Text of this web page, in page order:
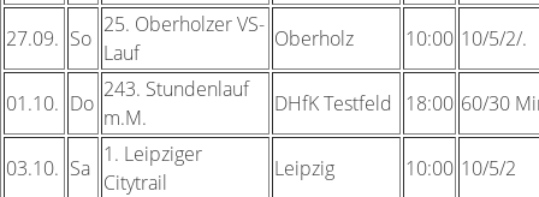
27.09. So
25. Oberholzer VS-
Lauf
Oberholz 10:00 10/5/2/.
01.10. Do
243. Stundenlauf
m.M.
DHfK Testfeld 18:00 60/30
03.10. Sa
1. Leipziger
Citytrail
Leipzig 10:00 10/5/2